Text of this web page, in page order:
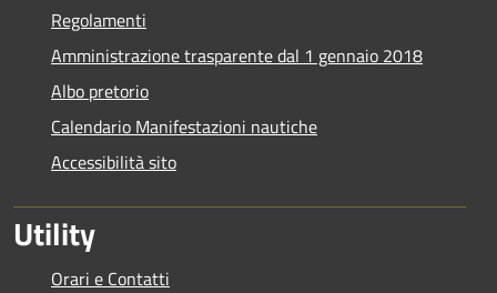
Regolamenti
Amministrazione trasparente dal 1 gennaio 2018
Albo pretorio
Calendario Manifestazioni nautiche
Accessibilità sito
Utility
Orari e Contatti